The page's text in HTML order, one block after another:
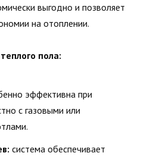
выгодно и позволяет
на отоплении.
пола:
эффективна при
с газовыми или
система обеспечивает